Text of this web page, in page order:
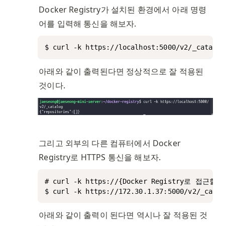
Docker Registry가 설치된 환경에서 아래 명령
어를 입력해 통신을 해보자.
$ curl -k https://localhost:5000/v2/_catalog
아래와 같이 출력된다면 정상적으로 잘 적용된
것이다.
그리고 외부의 다른 컴퓨터에서 Docker
Registry로 HTTPS 통신을 해보자.
# curl -k https://{Docker Registry로 접근할
$ curl -k https://172.30.1.37:5000/v2/
아래와 같이 출력이 된다면 역시나 잘 적용된 것